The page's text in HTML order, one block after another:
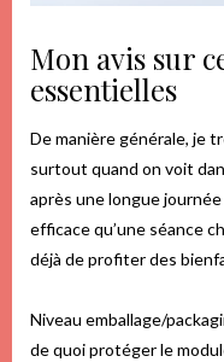
Mon avis sur
essentielles
De manière générale, je
surtout quand on voit
après une longue
efficace qu’une séance
déjà de profiter des
Niveau emballage/
de quoi protéger le